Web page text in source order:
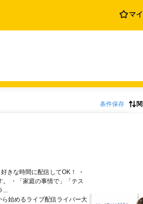
マ
条件保存
きな時間に配信してOK！ ・
。 ・「家庭の事情で」「テス
...
始めるライブ配信ライバー大